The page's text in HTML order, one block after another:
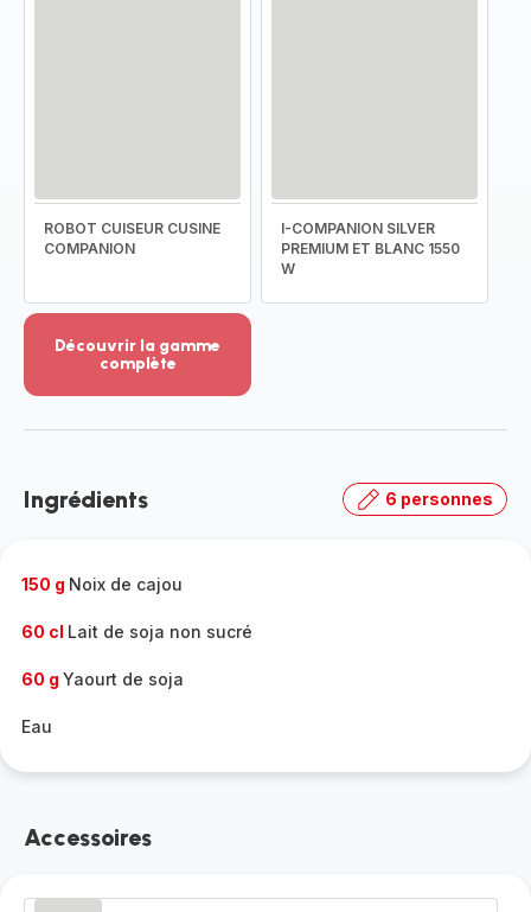
ROBOT CUISEUR CUSINE
COMPANION
I-COMPANION SILVER
PREMIUM ET BLANC 1550
W
Découvrir la gamme
complète
-
gamme
Ingrédients 6 personnes
150 g Noix de cajou
60 cl Lait de soja non sucré
60 g Yaourt de soja
Eau
Accessoires